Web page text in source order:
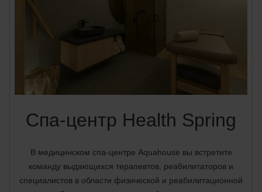
Спа-центр Health Spring
В медицинском спа-центре Aquahouse вы встретите
команду выдающихся терапевтов, реабилитаторов и
специалистов в области физической и реабилитационной